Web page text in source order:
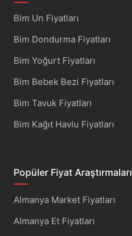
Bim Un Fiyatları
Bim Dondurma Fiyatları
Bim Yoğurt Fiyatları
Bim Bebek Bezi Fiyatları
Bim Tavuk Fiyatları
Bim Kağıt Havlu Fiyatları
Popüler Fiyat Araştırmaları
Almanya Market Fiyatları
Almanya Et Fiyatları